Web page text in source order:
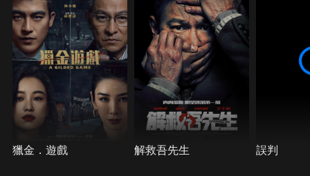
獵金．遊戲 解救吾先生 誤判